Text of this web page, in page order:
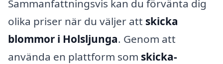
Sammanfattningsvis kan du förvänta dig
olika priser när du väljer att skicka
blommor i Holsljunga. Genom att
använda en plattform som skicka-